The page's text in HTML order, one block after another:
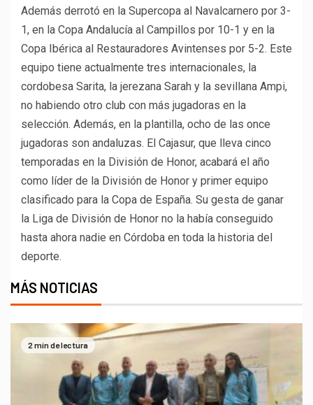
Además derrotó en la Supercopa al Navalcarnero por 3-
1, en la Copa Andalucía al Campillos por 10-1 y en la
Copa Ibérica al Restauradores Avintenses por 5-2. Este
equipo tiene actualmente tres internacionales, la
cordobesa Sarita, la jerezana Sarah y la sevillana Ampi,
no habiendo otro club con más jugadoras en la
selección. Además, en la plantilla, ocho de las once
jugadoras son andaluzas. El Cajasur, que lleva cinco
temporadas en la División de Honor, acabará el año
como líder de la División de Honor y primer equipo
clasificado para la Copa de España. Su gesta de ganar
la Liga de División de Honor no la había conseguido
hasta ahora nadie en Córdoba en toda la historia del
deporte.
MÁS NOTICIAS
2 min de lectura